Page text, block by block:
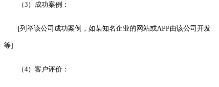
（3）成功案例：
[列举该公司成功案例，如某知名企业的网站或APP由该公司开发
等]
（4）客户评价：